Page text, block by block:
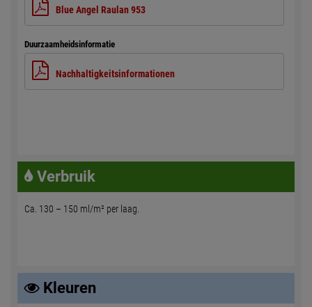
Blue Angel Raulan 953
Duurzaamheidsinformatie
Nachhaltigkeitsinformationen
Verbruik
Ca. 130 – 150 ml/m² per laag.
Kleuren